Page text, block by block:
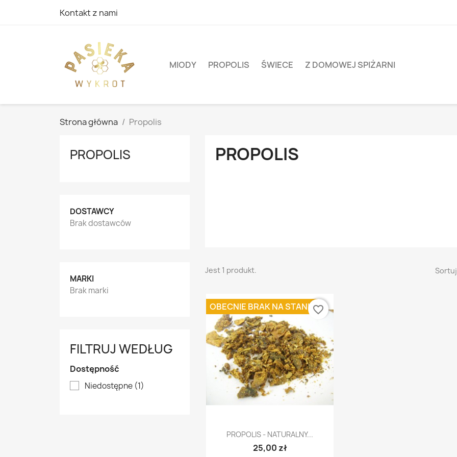
Kontakt z nami
MIODY PROPOLIS ŚWIECE Z DOMOWEJ SPIŻARNI
Strona główna Propolis
PROPOLIS
DOSTAWCY
Brak dostawców
MARKI
Brak marki
FILTRUJ WEDŁUG
Dostępność
Niedostępne (1)
PROPOLIS
Jest 1 produkt.
Szybki podgląd
PROPOLIS - NATURALNY...
25,00 zł
OBECNIE BRAK NA STANIEfavorite_border